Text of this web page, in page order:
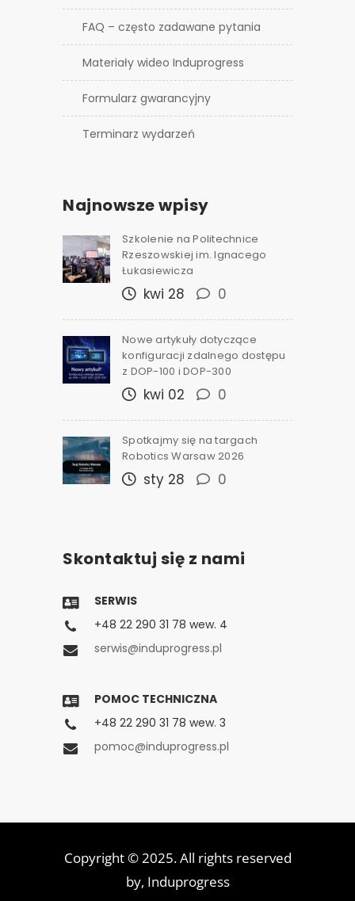
FAQ – często zadawane pytania
Materiały wideo Induprogress
Formularz gwarancyjny
Terminarz wydarzeń
Najnowsze wpisy
Szkolenie na Politechnice
Rzeszowskiej im. Ignacego
Łukasiewicza
kwi 28 0
Nowe artykuły dotyczące
konfiguracji zdalnego dostępu
z DOP-100 i DOP-300
kwi 02 0
Spotkajmy się na targach
Robotics Warsaw 2026
sty 28 0
Skontaktuj się z nami
SERWIS
+48 22 290 31 78 wew. 4
serwis@induprogress.pl
POMOC TECHNICZNA
+48 22 290 31 78 wew. 3
pomoc@induprogress.pl
Copyright © 2025. All rights reserved
by, Induprogress